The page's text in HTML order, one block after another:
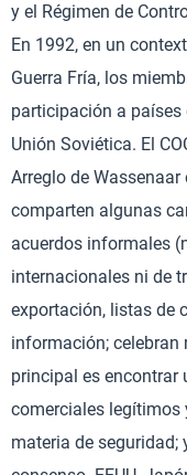
y el Régimen de
En 1992, en un
Guerra Fría, los
participación a países
Unión Soviética. El
Arreglo de
comparten algunas
acuerdos informales
internacionales ni de
exportación, listas de
información; celebran
principal es encontrar
comerciales legítimos
materia de